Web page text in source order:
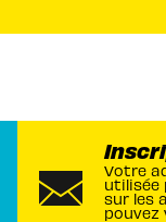
Votre
utilisée
sur les
pouvez